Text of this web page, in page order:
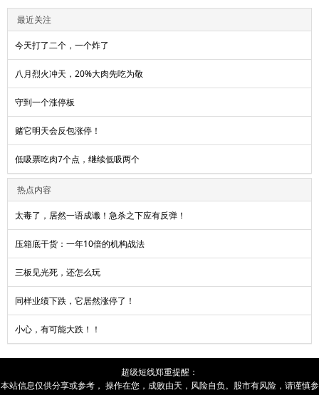
最近关注
今天打了二个，一个炸了
八月烈火冲天，20%大肉先吃为敬
守到一个涨停板
赌它明天会反包涨停！
低吸票吃肉7个点，继续低吸两个
热点内容
太毒了，居然一语成谶！急杀之下应有反弹！
压箱底干货：一年10倍的机构战法
三板见光死，还怎么玩
同样业绩下跌，它居然涨停了！
小心，有可能大跌！！
超级短线郑重提醒：
本站信息仅供分享或参考， 操作在您，成败由天 ，风险自负。股市有风险，请谨慎参